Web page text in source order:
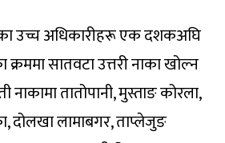
उच्च अधिकारीहरू एक दशकअघि
सातवटा उत्तरी नाका खोल्न
तातोपानी, मुस्ताङ कोरला,
दोलखा लामाबगर, ताप्लेजुङ